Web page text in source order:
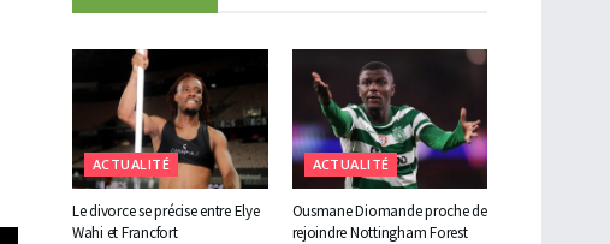
ACTUALITÉ
Le divorce se précise entre Elye
Wahi et Francfort
ACTUALITÉ
Ousmane Diomande proche de
rejoindre Nottingham Forest